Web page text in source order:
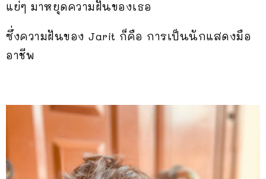
แย่ๆ มาหยุดความฝันของเธอ
ซึ่งความฝันของ Jarit ก็คือ การเป็นนักแสดงมือ
อาชีพ